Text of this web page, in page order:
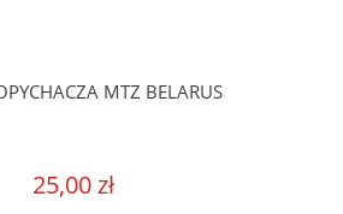
MTZ BELARUS
25,00 zł